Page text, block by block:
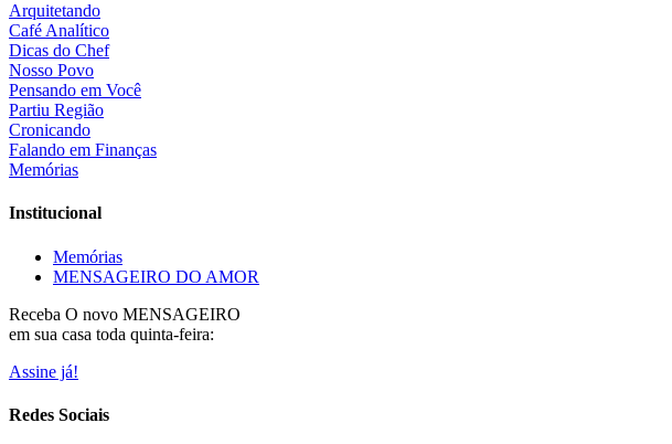
Arquitetando
Café Analítico
Dicas do Chef
Nosso Povo
Pensando em Você
Partiu Região
Cronicando
Falando em Finanças
Memórias
Institucional
Memórias
MENSAGEIRO DO AMOR
Receba O novo MENSAGEIRO
em sua casa toda quinta-feira:
Assine já!
Redes Sociais